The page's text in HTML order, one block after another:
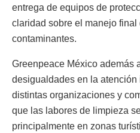
entrega de equipos de
claridad sobre el manejo final
contaminantes.
Greenpeace México además
desigualdades en la
distintas organizaciones y
que las labores de limpieza
principalmente en zonas